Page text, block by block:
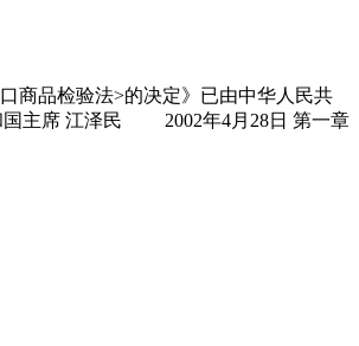
品检验法>的决定》已由中华人民共
国主席 江泽民 2002年4月28日 第一章